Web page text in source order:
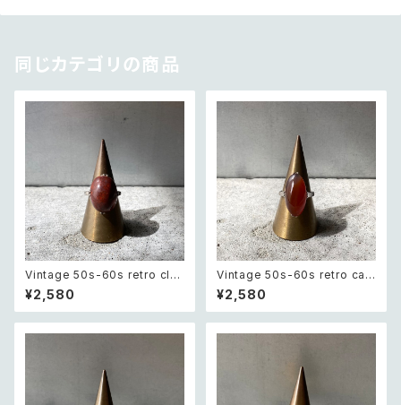
同じカテゴリの商品
Vintage 50s-60s retro clas
sical stone ring レトロ ヴィン
テージ アクセサリー クラシカル
ストーン リング
¥2,580
Vintage 50s-60s retro car
nelian ring レトロ ヴィンテー
ジ アクセサリー 天然石 カーネ
リアン リング
¥2,580